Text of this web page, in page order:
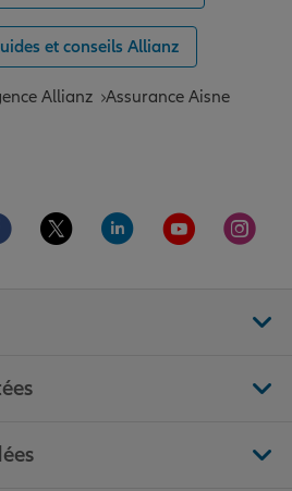
et conseils Allianz
Allianz Assurance Aisne
sur la page Facebook de Allianz
Aller sur la page Twitter de
Aller sur la page
Aller sur la
Aller